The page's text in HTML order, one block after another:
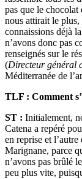
pas que le chocolat
nous attirait le
connaissions déjà
n’avons donc pas
renseignés sur le
(Directeur général
Méditerranée de
TLF : Comment
ST : Initialement,
Catena a repéré
en reprise et
Marignane, parce
n’avons pas brûlé
peu plus vite,